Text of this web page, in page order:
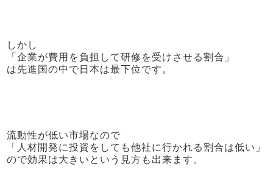
しかし
「企業が費用を負担して研修を受けさせる割合」
は先進国の中で日本は最下位です。
流動性が低い市場なので
「人材開発に投資をしても他社に行かれる割合は低い」
ので効果は大きいという見方も出来ます。